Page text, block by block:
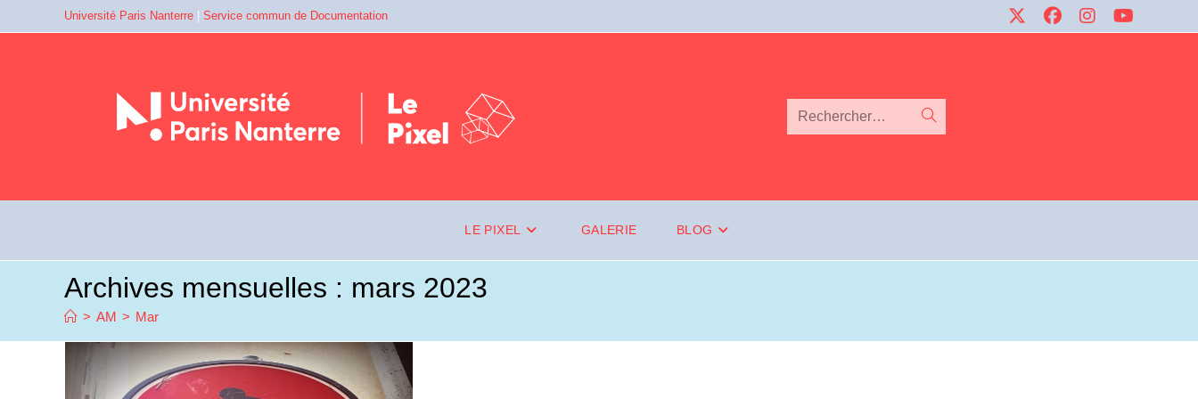
Université Paris Nanterre Service commun de Documentation
Rechercher…
LE PIXEL GALERIE BLOG
Archives mensuelles : mars 2023
> AM > Mar